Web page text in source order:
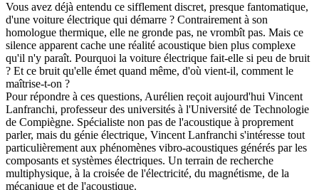
Vous avez déjà entendu ce sifflement discret, presque fantomatique,
d'une voiture électrique qui démarre ? Contrairement à son
homologue thermique, elle ne gronde pas, ne vrombît pas. Mais ce
silence apparent cache une réalité acoustique bien plus complexe
qu'il n'y paraît. Pourquoi la voiture électrique fait-elle si peu de bruit
? Et ce bruit qu'elle émet quand même, d'où vient-il, comment le
maîtrise-t-on ?
Pour répondre à ces questions, Aurélien reçoit aujourd'hui Vincent
Lanfranchi, professeur des universités à l'Université de Technologie
de Compiègne. Spécialiste non pas de l'acoustique à proprement
parler, mais du génie électrique, Vincent Lanfranchi s'intéresse tout
particulièrement aux phénomènes vibro-acoustiques générés par les
composants et systèmes électriques. Un terrain de recherche
multiphysique, à la croisée de l'électricité, du magnétisme, de la
mécanique et de l'acoustique.